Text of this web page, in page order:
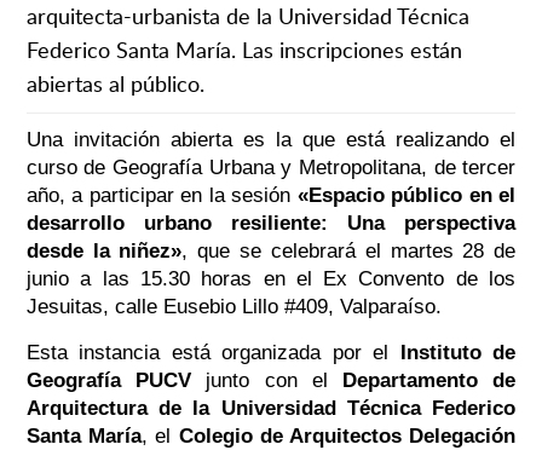
arquitecta-urbanista de la Universidad Técnica
Federico Santa María. Las inscripciones están
abiertas al público.
Una invitación abierta es la que está realizando el
curso de Geografía Urbana y Metropolitana, de tercer
año, a participar en la sesión «Espacio público en el
desarrollo urbano resiliente: Una perspectiva
desde la niñez», que se celebrará el martes 28 de
junio a las 15.30 horas en el Ex Convento de los
Jesuitas, calle Eusebio Lillo #409, Valparaíso.
Esta instancia está organizada por el
Instituto de
Geografía PUCV junto con el
Departamento de
Arquitectura de la Universidad Técnica Federico
Santa María, el Colegio de Arquitectos Delegación